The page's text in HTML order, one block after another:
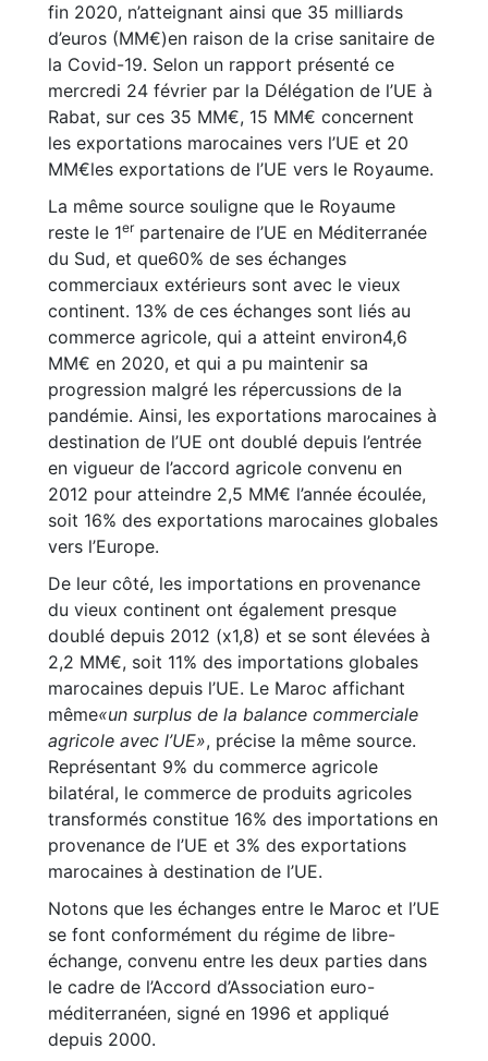
fin 2020, n’atteignant ainsi que 35 milliards
d’euros (MM€)en raison de la crise sanitaire de
la Covid-19. Selon un rapport présenté ce
mercredi 24 février par la Délégation de l’UE à
Rabat, sur ces 35 MM€, 15 MM€ concernent
les exportations marocaines vers l’UE et 20
MM€les exportations de l’UE vers le Royaume.
La même source souligne que le Royaume
reste le 1erpartenaire de l’UE en Méditerranée
du Sud, et que60% de ses échanges
commerciaux extérieurs sont avec le vieux
continent. 13% de ces échanges sont liés au
commerce agricole, qui a atteint environ4,6
MM€ en 2020, et qui a pu maintenir sa
progression malgré les répercussions de la
pandémie. Ainsi, les exportations marocaines à
destination de l’UE ont doublé depuis l’entrée
en vigueur de l’accord agricole convenu en
2012 pour atteindre 2,5 MM€ l’année écoulée,
soit 16% des exportations marocaines globales
vers l’Europe.
De leur côté, les importations en provenance
du vieux continent ont également presque
doublé depuis 2012 (x1,8) et se sont élevées à
2,2 MM€, soit 11% des importations globales
marocaines depuis l’UE. Le Maroc affichant
même«un surplus de la balance commerciale
agricole avec l’UE», précise la même source.
Représentant 9% du commerce agricole
bilatéral, le commerce de produits agricoles
transformés constitue 16% des importations en
provenance de l’UE et 3% des exportations
marocaines à destination de l’UE.
Notons que les échanges entre le Maroc et l’UE
se font conformément du régime de libre-
échange, convenu entre les deux parties dans
le cadre de l’Accord d’Association euro-
méditerranéen, signé en 1996 et appliqué
depuis 2000.